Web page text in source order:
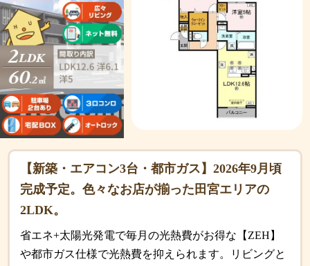
【新築・エアコン3台・都市ガス】2026年9月頃
完成予定。色々なお店が揃った田宮エリアの
2LDK。
省エネ+太陽光発電で毎月の光熱費がお得な【ZEH】
や都市ガス仕様で光熱費を抑えられます。リビングと